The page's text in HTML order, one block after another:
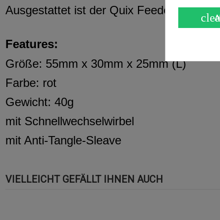
Ausgestattet ist der Quix Feeder Cage
Features:
Größe: 55mm x 30mm x 25mm (L)
Farbe: rot
Gewicht: 40g
mit Schnellwechselwirbel
mit Anti-Tangle-Sleave
VIELLEICHT GEFÄLLT IHNEN AUCH